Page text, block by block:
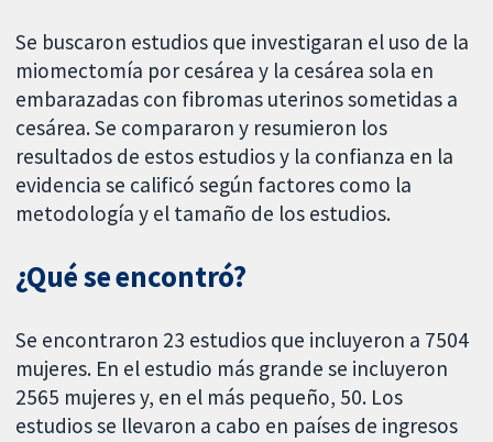
Se buscaron estudios que investigaran el uso de la
miomectomía por cesárea y la cesárea sola en
embarazadas con fibromas uterinos sometidas a
cesárea. Se compararon y resumieron los
resultados de estos estudios y la confianza en la
evidencia se calificó según factores como la
metodología y el tamaño de los estudios.
¿Qué se encontró?
Se encontraron 23 estudios que incluyeron a 7504
mujeres. En el estudio más grande se incluyeron
2565 mujeres y, en el más pequeño, 50. Los
estudios se llevaron a cabo en países de ingresos